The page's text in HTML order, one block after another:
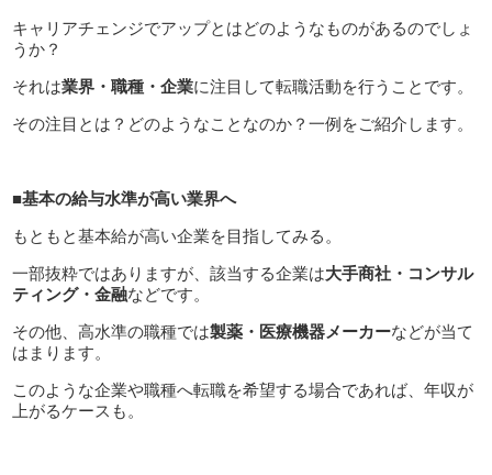
キャリアチェンジでアップとはどのようなものがあるのでしょ
うか？
それは業界・職種・企業に注目して転職活動を行うことです。
その注目とは？どのようなことなのか？一例をご紹介します。
■基本の給与水準が高い業界へ
もともと基本給が高い企業を目指してみる。
一部抜粋ではありますが、該当する企業は大手商社・コンサル
ティング・金融などです。
その他、高水準の職種では製薬・医療機器メーカーなどが当て
はまります。
このような企業や職種へ転職を希望する場合であれば、年収が
上がるケースも。